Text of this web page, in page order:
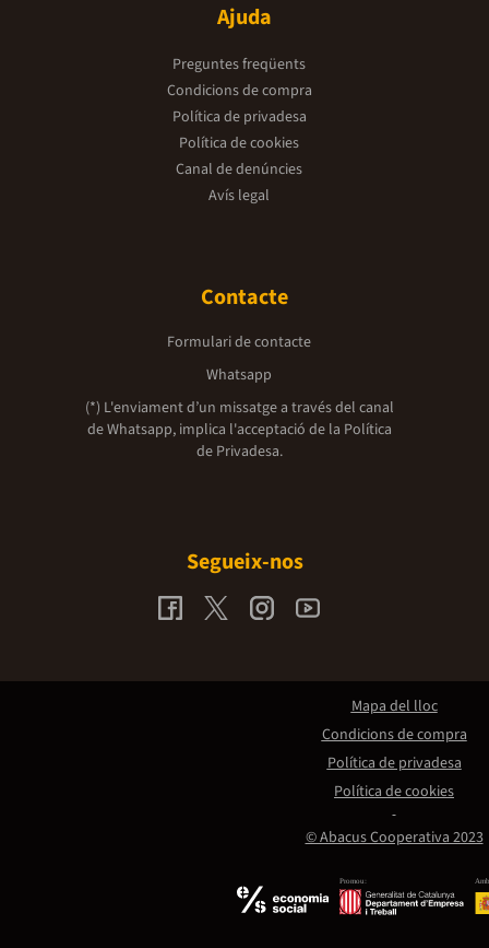
Ajuda
Preguntes freqüents
Condicions de compra
Política de privadesa
Política de cookies
Canal de denúncies
Avís legal
Contacte
Formulari de contacte
Whatsapp
(*) L'enviament d’un missatge a través del canal
de Whatsapp, implica l'acceptació de la Política
de Privadesa.
Segueix-nos
Promou:
© Abacus Cooperativa 2023
Mapa del lloc
Condicions de compra
Política de privadesa
Política de cookies